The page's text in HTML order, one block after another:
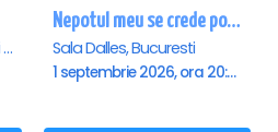
Teatrul National Bucuresti - Sala Ion Caramitru, Bucuresti
Nepotul meu se crede poet - Sala Dalles
Sala Dalles, Bucuresti
1 septembrie 2026, ora 20:00